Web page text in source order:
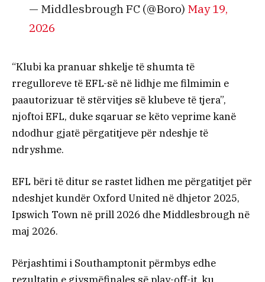
— Middlesbrough FC (@Boro) May 19,
2026
“Klubi ka pranuar shkelje të shumta të
rregulloreve të EFL-së në lidhje me filmimin e
paautorizuar të stërvitjes së klubeve të tjera”,
njoftoi EFL, duke sqaruar se këto veprime kanë
ndodhur gjatë përgatitjeve për ndeshje të
ndryshme.
EFL bëri të ditur se rastet lidhen me përgatitjet për
ndeshjet kundër Oxford United në dhjetor 2025,
Ipswich Town në prill 2026 dhe Middlesbrough në
maj 2026.
Përjashtimi i Southamptonit përmbys edhe